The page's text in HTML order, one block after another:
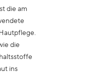
die am
die
ins